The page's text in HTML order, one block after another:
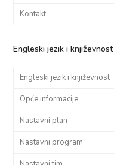
Kontakt
Engleski jezik i književnost
Engleski jezik i književnost
Opće informacije
Nastavni plan
Nastavni program